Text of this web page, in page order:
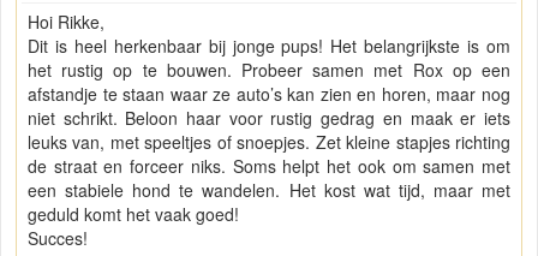
Hoi Rikke,
Dit is heel herkenbaar bij jonge pups! Het belangrijkste is om
het rustig op te bouwen. Probeer samen met Rox op een
afstandje te staan waar ze auto’s kan zien en horen, maar nog
niet schrikt. Beloon haar voor rustig gedrag en maak er iets
leuks van, met speeltjes of snoepjes. Zet kleine stapjes richting
de straat en forceer niks. Soms helpt het ook om samen met
een stabiele hond te wandelen. Het kost wat tijd, maar met
geduld komt het vaak goed!
Succes!